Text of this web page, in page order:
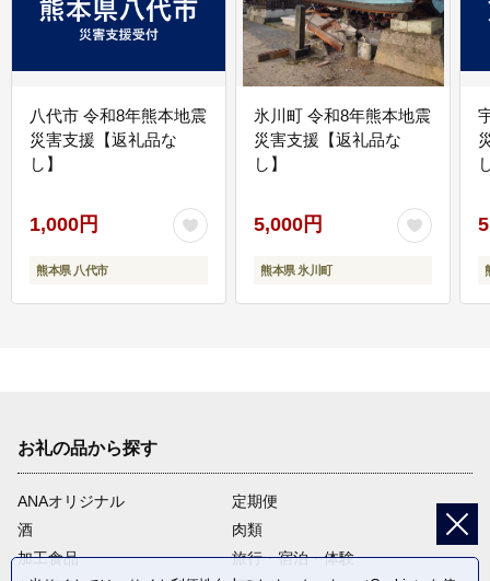
八代市 令和8年熊本地震
災害支援【返礼品な
し】
1,000円
熊本県 八代市
氷川町 令和8年熊本地震
災害支援【返礼品な
し】
5,000円
熊本県 氷川町
お礼の品から探す
ANAオリジナル
定期便
酒
肉類
加工食品
旅行・宿泊・体験